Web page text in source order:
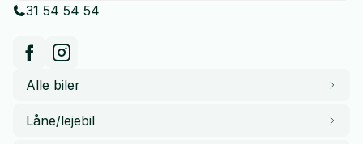
31 54 54 54
Alle biler
Låne/lejebil